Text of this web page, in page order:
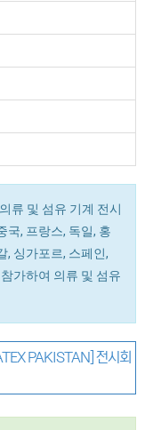
류 및 섬유 기계 전시
국, 프랑스, 독일, 홍
, 싱가포르, 스페인,
가하여 의류 및 섬유
PAKISTAN] 전시회